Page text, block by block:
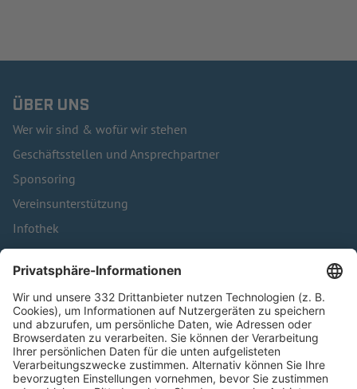
ÜBER UNS
Wer wir sind & wofür wir stehen
Geschäftsstellen und Ansprechpartner
Sponsoring
Vereinsunterstützung
Infothek
Kontakt
HÄUFIG BESUCHTE SEITEN
Pässe und Vereinswechsel
Trainerausbildung
Schulungsangebot Vereinsmitarbeiter